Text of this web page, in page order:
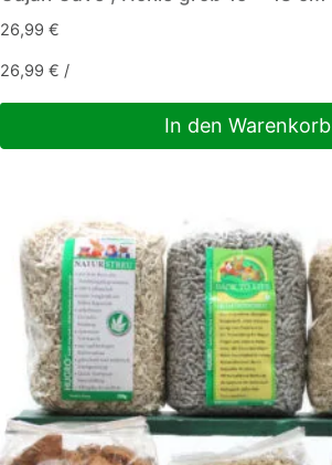
26,99 €
26,99 € /
In den Warenkorb